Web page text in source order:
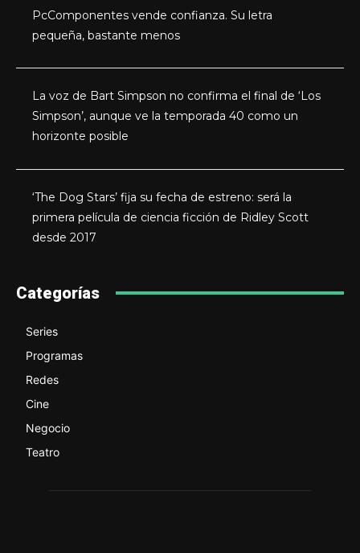
PcComponentes vende confianza. Su letra
pequeña, bastante menos
La voz de Bart Simpson no confirma el final de ‘Los
Simpson’, aunque ve la temporada 40 como un
horizonte posible
‘The Dog Stars’ fija su fecha de estreno: será la
primera película de ciencia ficción de Ridley Scott
desde 2017
Categorías
Series
Programas
Redes
Cine
Negocio
Teatro